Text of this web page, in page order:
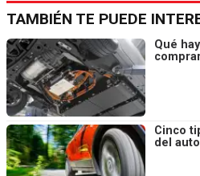
TAMBIÉN TE PUEDE
Qué
Cinco
del auto